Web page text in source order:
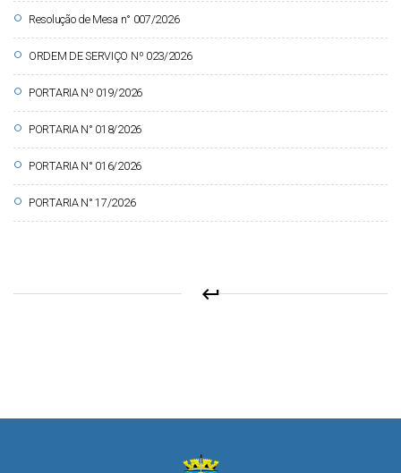
circle Resolução de Mesa n° 007/2026
circle ORDEM DE SERVIÇO Nº 023/2026
circle PORTARIA Nº 019/2026
circle PORTARIA N° 018/2026
circle PORTARIA N° 016/2026
circle PORTARIA N° 17/2026
keyboard_return